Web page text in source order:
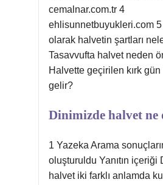
cemalnar.com.tr 4
ehlisunnetbuyukleri.com 5
olarak halvetin şartları
Tasavvufta halvet neden
Halvette geçirilen kırk
gelir?
Dinimizde halvet ne
1 Yazeka Arama
oluşturuldu Yanıtın içeriği
halvet iki farklı anlamda